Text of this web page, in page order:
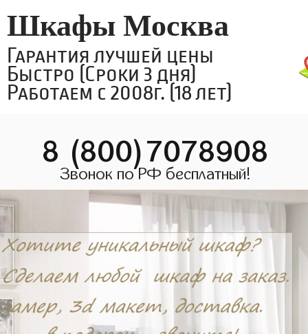
Шкафы Москва
Гарантия лучшей цены
Быстро (Сроки 3 дня)
Работаем с 2008г. (18 лет)
8 (800)7078908
Звонок по РФ бесплатный!